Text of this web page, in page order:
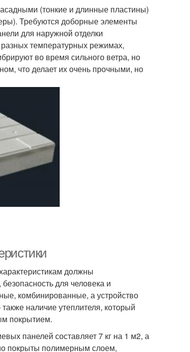
(тонкие и длинные пластины)
Требуются доборные элементы
для наружной отделки
температурных режимах,
во время сильного ветра, но
что делает их очень прочными, но
должны
для человека и
комбинированные, а устройство
наличие утеплителя, который
покрытием.
панелей составляет 7 кг на 1 м2, а
покрыты полимерным слоем,